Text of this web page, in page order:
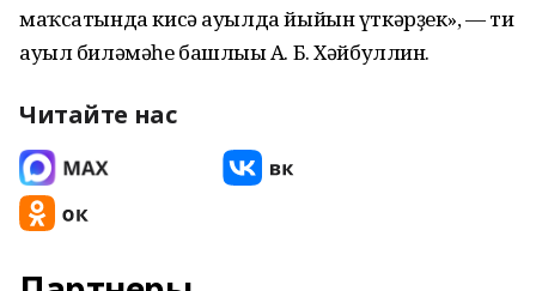
маҡсатында кисә ауылда йыйын үткәрҙек», — ти
ауыл биләмәһе башлығы А. Б. Хәйбуллин.
Читайте нас